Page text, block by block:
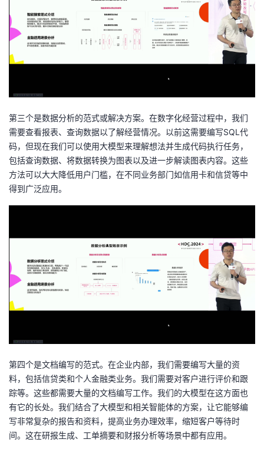
第三个是数据分析的范式或解决方案。在数字化经营过程中，我们
需要查看报表、查询数据以了解经营情况。以前这需要编写SQL代
码，但现在我们可以使用大模型来理解想法并生成代码执行任务，
包括查询数据、将数据转换为图表以及进一步解读图表内容。这些
方法可以大大降低用户门槛，在不同业务部门如信用卡和信贷等中
得到广泛应用。
第四个是文档编写的范式。在企业内部，我们需要编写大量的资
料，包括信贷类和个人金融类业务。我们需要对客户进行评价和跟
踪等。这些都需要大量的文档编写工作。我们的大模型在这方面也
有它的长处。我们结合了大模型和相关智能体的方案，让它能够编
写非常复杂的报告和资料，提高业务办理效率，缩短客户等待时
间。这在研报生成、工单摘要和财报分析等场景中都有应用。